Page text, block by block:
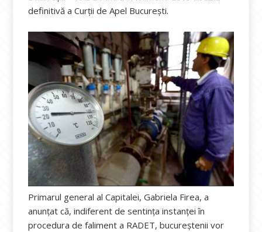
definitivă a Curții de Apel Bucureşti.
Primarul general al Capitalei, Gabriela Firea, a
anunţat că, indiferent de sentinţa instanţei în
procedura de faliment a RADET, bucureştenii vor